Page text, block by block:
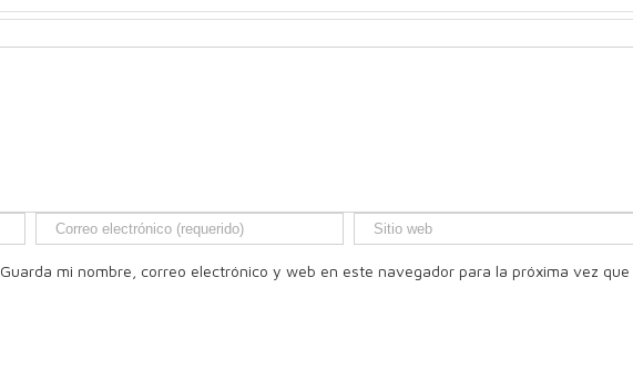
Guarda mi nombre, correo electrónico y web en este navegador para la próxima vez que